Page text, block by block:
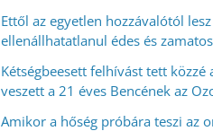
Ettől az egyetlen hozzávalótól
ellenállhatatlanul édes és zamatos
Kétségbeesett felhívást tett közzé
veszett a 21 éves Bencének az
Amikor a hőség próbára teszi az